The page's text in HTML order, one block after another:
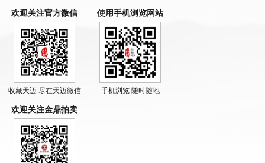
欢迎关注官方微信
收藏天迈 尽在天迈微信
使用手机浏览网站
手机浏览 随时随地
欢迎关注金鼎拍卖